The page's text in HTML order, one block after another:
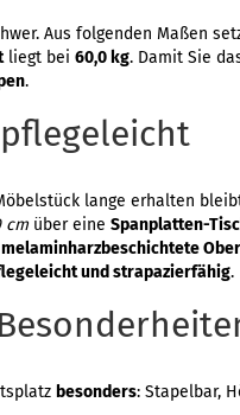
Aus folgenden Maßen
liegt bei 60,0 kg. Damit Sie
.
lange erhalten
cm über eine Spanplatten-
melaminharzbeschichtete
und strapazierfähig.
besonders: Stapelbar,